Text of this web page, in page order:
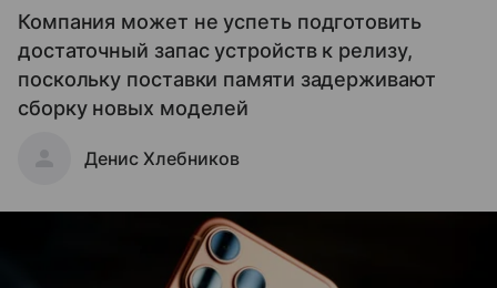
Компания может не успеть подготовить
достаточный запас устройств к релизу,
поскольку поставки памяти задерживают
сборку новых моделей
Денис Хлебников